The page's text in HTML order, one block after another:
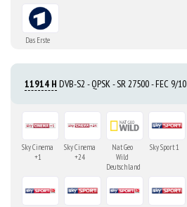
Das Erste
11914 H DVB-S2 - QPSK - SR 27500 - FEC 9/10
Sky Cinema
+1
Sky Cinema
+24
Nat Geo
Wild
Deutschland
Sky Sport 1